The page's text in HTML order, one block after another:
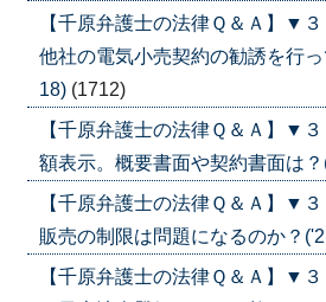
【千原弁護士の法律Ｑ＆Ａ】▼
他社の電気小売契約の勧誘を行
18) (1712)
【千原弁護士の法律Ｑ＆Ａ】▼
額表示。概要書面や契約書面は
【千原弁護士の法律Ｑ＆Ａ】▼
販売の制限は問題になるのか？
【千原弁護士の法律Ｑ＆Ａ】▼